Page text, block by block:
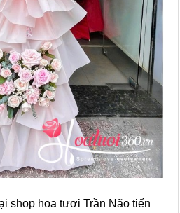
shop hoa tươi Trần Não tiến